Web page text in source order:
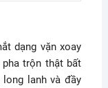
dạng vặn xoay
trộn thật bất
lanh và đầy